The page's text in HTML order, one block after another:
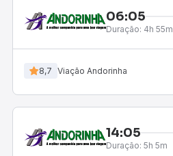
06:05
Duração: 4h 55m
8,7 Viação Andorinha
14:05
Duração: 5h 5m